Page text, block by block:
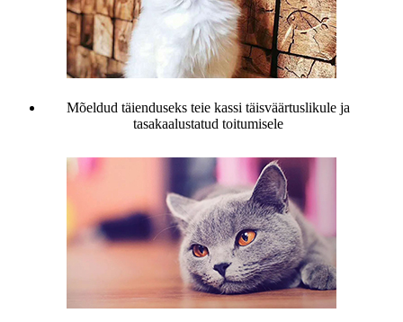
Mõeldud täienduseks teie kassi täisväärtuslikule ja
tasakaalustatud toitumisele